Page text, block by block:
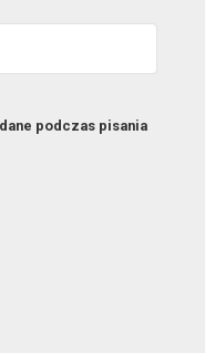
podczas pisania